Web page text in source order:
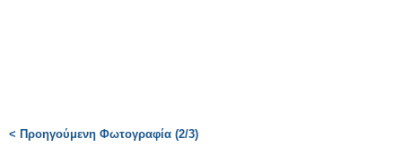
< Προηγούμενη Φωτογραφία (2/3)